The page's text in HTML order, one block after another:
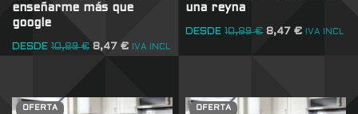
enseñarme más que
google
DESDE 10,89€ 8,47 € IVA INCL
una reyna
DESDE 10,89€ 8,47€ IVA INCL
OFERTA OFERTA